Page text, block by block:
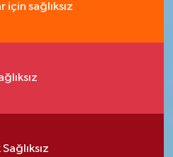
için sağlıksız